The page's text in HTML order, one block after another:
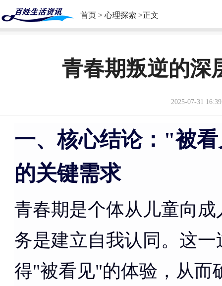
首页 > 心理探索 >正文
青春期叛逆的深
2025-07-31
一、核心结论："被
的关键需求
青春期是个体从儿童向
务是建立自我认同。这
得"被看见"的体验，从而